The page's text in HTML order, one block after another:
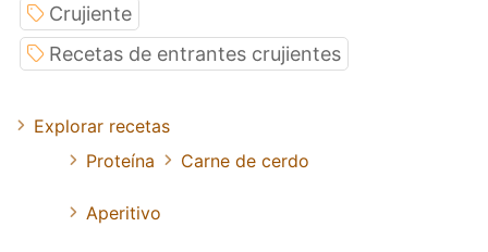
Crujiente
Recetas de entrantes crujientes
Explorar recetas
Proteína
Carne de cerdo
Aperitivo